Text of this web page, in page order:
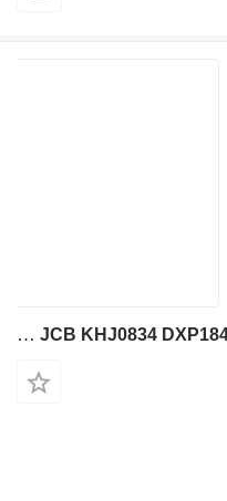
عجلة مشط التبن JCB KHJ0834 DXP18496-01D 173295 لـ حفارة JCB JS130W